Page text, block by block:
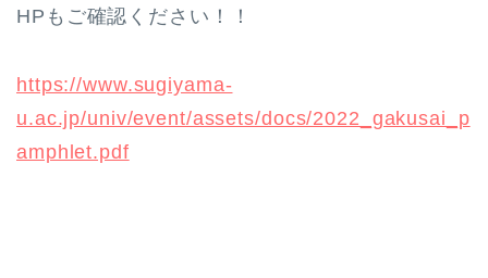
HPもご確認ください！！
https://www.sugiyama-
u.ac.jp/univ/event/assets/docs/2022_gakusai_p
amphlet.pdf